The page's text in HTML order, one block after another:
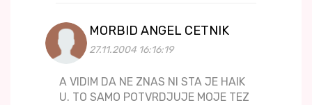
MORBID ANGEL CETNIK
27.11.2004 16:16:19
A VIDIM DA NE ZNAS NI STA JE HAIK
U. TO SAMO POTVRDJUJE MOJE TEZ